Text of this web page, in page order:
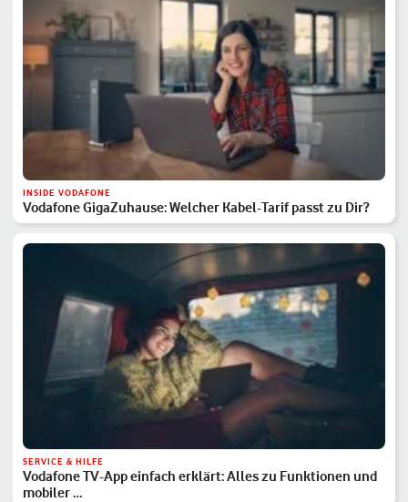
INSIDE VODAFONE
Vodafone GigaZuhause: Welcher Kabel-Tarif passt zu Dir?
SERVICE & HILFE
Vodafone TV-App einfach erklärt: Alles zu Funktionen und
mobiler …